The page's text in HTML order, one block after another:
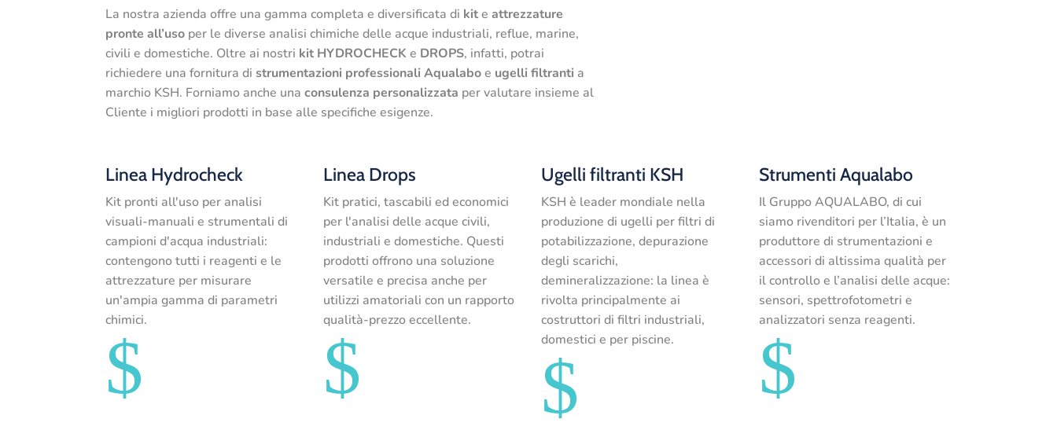
La nostra azienda offre una gamma completa e diversificata di kiteattrezzature
pronte all’uso per le diverse analisi chimiche delle acque industriali, reflue, marine,
civili e domestiche. Oltre ai nostri kit HYDROCHECK e DROPS, infatti, potrai
richiedere una fornitura distrumentazioni professionali Aqualaboe ugelli filtranti a
marchio KSH. Forniamo anche unaconsulenza personalizzata per valutare insieme al
Cliente i migliori prodotti in base alle specifiche esigenze.
Linea Hydrocheck
Kit pronti all'uso per analisi
visuali-manuali e strumentali di
campioni d'acqua industriali:
contengono tutti i reagenti e le
attrezzature per misurare
un'ampia gamma di parametri
chimici.
$
Linea Drops
Kit pratici, tascabili ed economici
per l'analisi delle acque civili,
industriali e domestiche. Questi
prodotti offrono una soluzione
versatile e precisa anche per
utilizzi amatoriali con un rapporto
qualità-prezzo eccellente.
$
Ugelli filtranti KSH
KSH è leader mondiale nella
produzione di ugelli per filtri di
potabilizzazione, depurazione
degli scarichi,
demineralizzazione: la linea è
rivolta principalmente ai
costruttori di filtri industriali,
domestici e per piscine.
$
Strumenti Aqualabo
Il Gruppo AQUALABO, di cui
siamo rivenditori per l’Italia, è un
produttore di strumentazioni e
accessori di altissima qualità per
il controllo e l’analisi delle acque:
sensori, spettrofotometri e
analizzatori senza reagenti.
$